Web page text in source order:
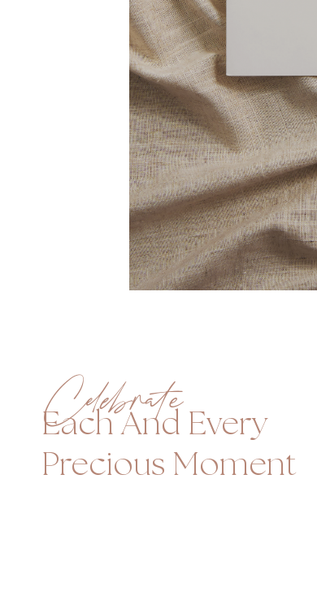
Celebrate
Each And Every
Precious Moment